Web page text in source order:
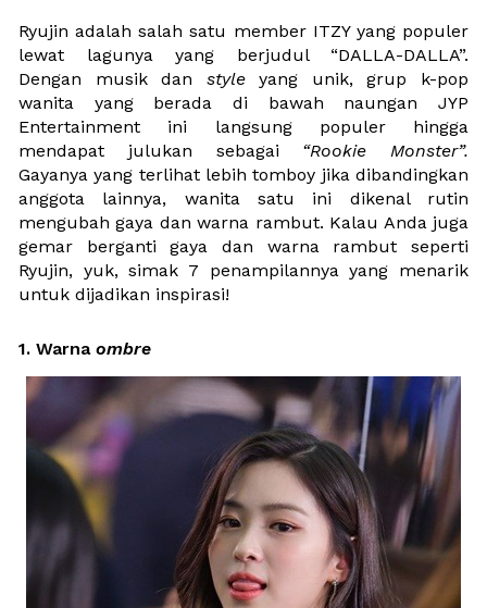
Ryujin adalah salah satu member ITZY yang populer
lewat lagunya yang berjudul “DALLA-DALLA”.
Dengan musik dan style yang unik, grup k-pop
wanita yang berada di bawah naungan JYP
Entertainment ini langsung populer hingga
mendapat julukan sebagai “Rookie Monster”.
Gayanya yang terlihat lebih tomboy jika dibandingkan
anggota lainnya, wanita satu ini dikenal rutin
mengubah gaya dan warna rambut. Kalau Anda juga
gemar berganti gaya dan warna rambut seperti
Ryujin, yuk, simak 7 penampilannya yang menarik
untuk dijadikan inspirasi!
1. Warna ombre